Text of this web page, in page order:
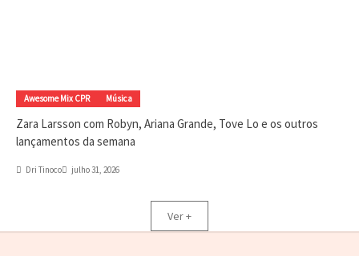
Awesome Mix CPR Música
Zara Larsson com Robyn, Ariana Grande, Tove Lo e os outros
lançamentos da semana
Dri Tinoco julho 31, 2026
Ver +